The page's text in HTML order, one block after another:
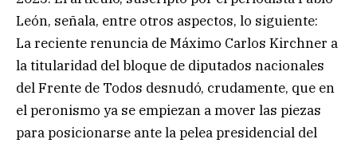
León, señala, entre otros aspectos, lo siguiente:
La reciente renuncia de Máximo Carlos Kirchner a
la titularidad del bloque de diputados nacionales
del Frente de Todos desnudó, crudamente, que en
el peronismo ya se empiezan a mover las piezas
para posicionarse ante la pelea presidencial del